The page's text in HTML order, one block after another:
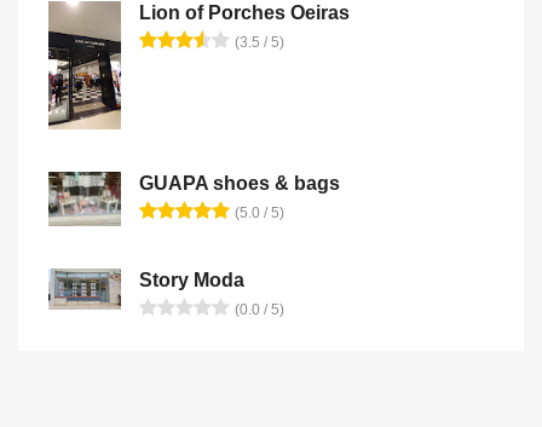
Lion of Porches Oeiras
(3.5 / 5)
GUAPA shoes & bags
(5.0 / 5)
Story Moda
(0.0 / 5)